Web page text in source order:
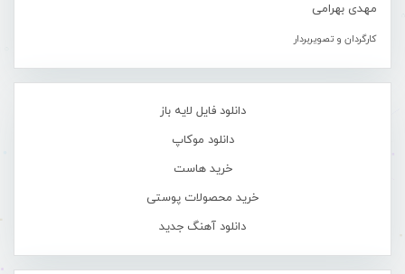
مهدی بهرامی
کارگردان و تصویربردار
دانلود فایل لایه باز
دانلود موکاپ
خرید هاست
خرید محصولات پوستی
دانلود آهنگ جدید